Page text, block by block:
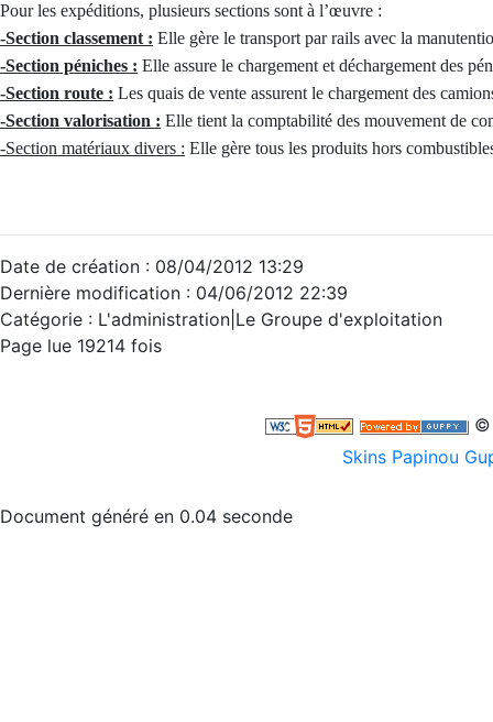
Pour les expéditions, plusieurs sections sont à l’œuvre :
-Section classement : Elle gère le transport par rails avec la
-Section péniches : Elle assure le chargement et déchargement des
-Section route : Les quais de vente assurent le chargement des
-Section valorisation : Elle tient la comptabilité des mouvement de
-Section matériaux divers : Elle gère tous les produits hors
Date de création : 08/04/2012 13:29
Dernière modification : 04/06/2012 22:39
Catégorie : L'administration|Le Groupe d'exploitation
Page lue 19214 fois
©
Skins Papinou
Document généré en 0.04 seconde